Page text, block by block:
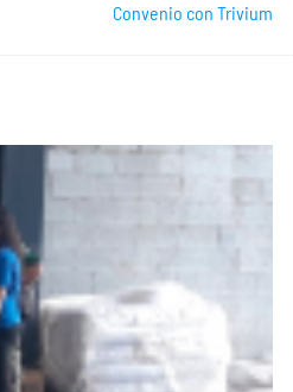
Convenio con Trivium